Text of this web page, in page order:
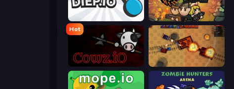
Diep.io Shootup.io
Hot
cowz.io Tanko.io